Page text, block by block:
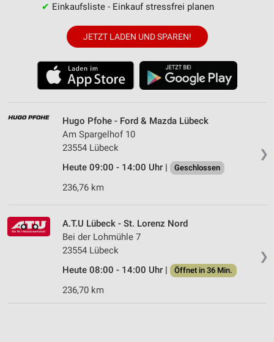
✔ Einkaufsliste - Einkauf stressfrei planen
JETZT LADEN UND SPAREN!
❯
Hugo Pfohe - Ford & Mazda Lübeck
Am Spargelhof 10
23554 Lübeck
Heute 09:00 - 14:00 Uhr |
Geschlossen
236,76 km
❯
A.T.U Lübeck - St. Lorenz Nord
Bei der Lohmühle 7
23554 Lübeck
Heute 08:00 - 14:00 Uhr |
Öffnet in 36 Min.
236,70 km